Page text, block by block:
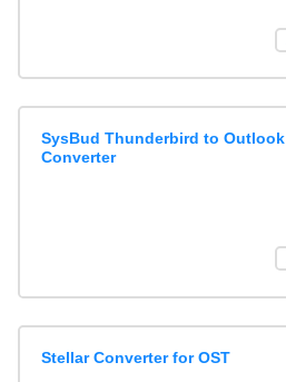
SysBud Thunderbird to Outlook
Converter
Stellar Converter for OST